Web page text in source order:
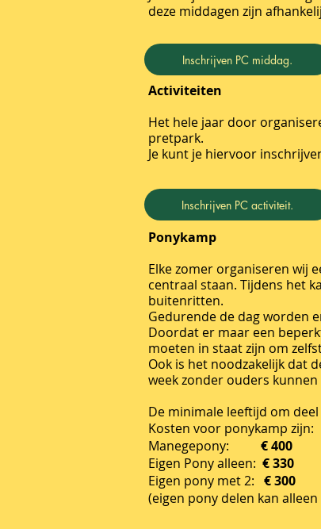
deze middagen zijn
Activiteiten
Het hele jaar door
pretpark.
Je kunt je hiervoor
Ponykamp
Elke zomer organiseren wij
centraal staan. Tijdens het
buitenritten.
Gedurende de dag worden
Doordat er maar een
moeten in staat zijn om
Ook is het noodzakelijk dat
week zonder ouders
De minimale leeftijd om
Kosten voor ponykamp zijn:
Manegepony: € 400
Eigen Pony alleen: € 330
Eigen pony met 2: € 300
(eigen pony delen kan
Inschrijven PC middag.
Inschrijven PC activiteit.